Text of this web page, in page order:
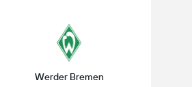
Werder Bremen